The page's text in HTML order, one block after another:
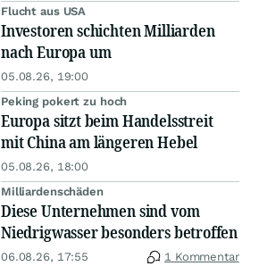
Flucht aus USA
Investoren schichten Milliarden
nach Europa um
05.08.26, 19:00
Peking pokert zu hoch
Europa sitzt beim Handelsstreit
mit China am längeren Hebel
05.08.26, 18:00
Milliardenschäden
Diese Unternehmen sind vom
Niedrigwasser besonders betroffen
06.08.26, 17:55 1 Kommentar